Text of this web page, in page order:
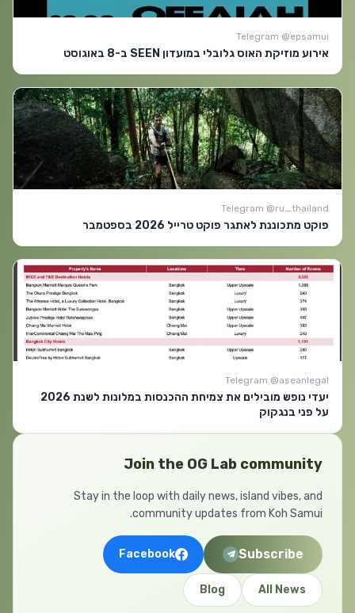
Telegram @epsamui
אירוע מוזיקת האוס גלובלי במועדון SEEN ב-8 באוגוסט
Telegram @ru_thailand
פוקט מתכוננת לאתגר פוקט טרייל 2026 בספטמבר
Telegram @aseanlegal
יעדי נופש מובילים את צמיחת ההכנסות במלונות לשנת 2026
על פני בנגקוק
Join the OG Lab community
Stay in the loop with daily news, island vibes, and
community updates from Koh Samui.
Subscribe
Facebook
All News
Blog